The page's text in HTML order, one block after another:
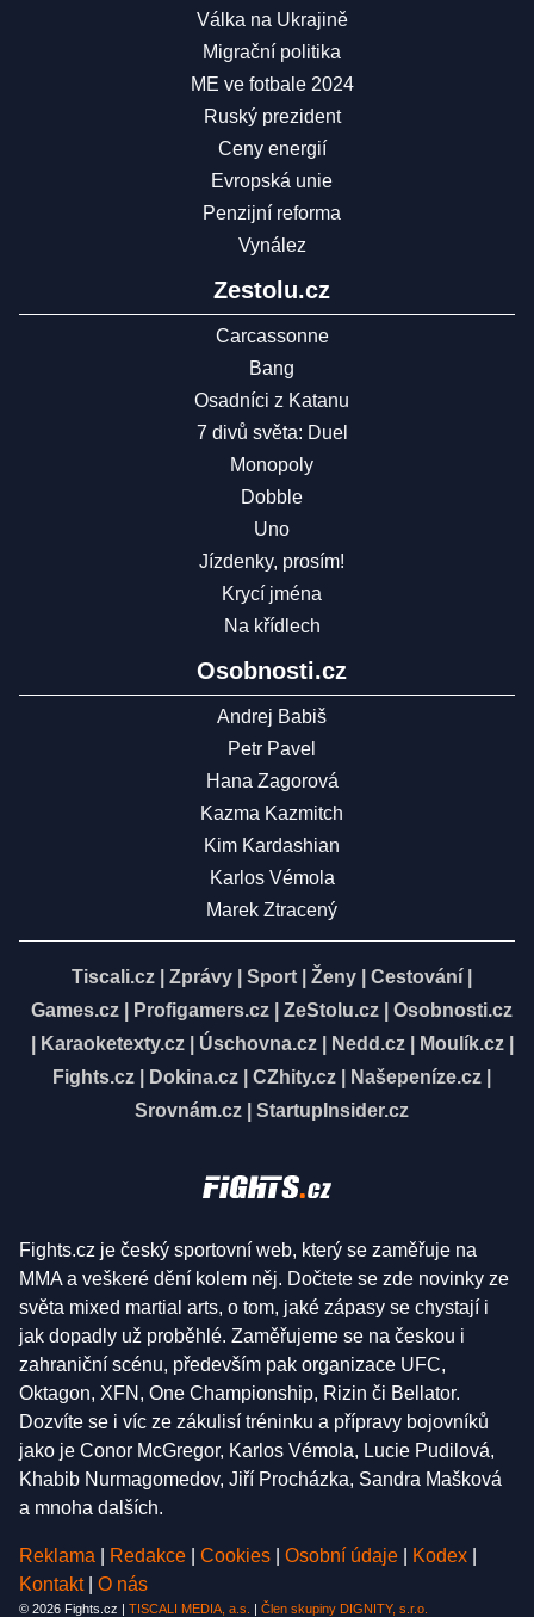
Válka na Ukrajině
Migrační politika
ME ve fotbale 2024
Ruský prezident
Ceny energií
Evropská unie
Penzijní reforma
Vynález
Zestolu.cz
Carcassonne
Bang
Osadníci z Katanu
7 divů světa: Duel
Monopoly
Dobble
Uno
Jízdenky, prosím!
Krycí jména
Na křídlech
Osobnosti.cz
Andrej Babiš
Petr Pavel
Hana Zagorová
Kazma Kazmitch
Kim Kardashian
Karlos Vémola
Marek Ztracený
Tiscali.cz Zprávy Sport Ženy Cestování
Games.cz
Profigamers.cz ZeStolu.cz
Osobnosti.cz
Karaoketexty.cz| Úschovna.cz| Nedd.cz| Moulík.cz|
Fights.cz
Dokina.cz CZhity.cz Našepeníze.cz
Srovnám.cz
StartupInsider.cz
Fights.cz je český sportovní web, který se zaměřuje na
MMA a veškeré dění kolem něj. Dočtete se zde novinky ze
světa mixed martial arts, o tom, jaké zápasy se chystají i
jak dopadly už proběhlé. Zaměřujeme se na českou i
zahraniční scénu, především pak organizace UFC,
Oktagon, XFN, One Championship, Rizin či Bellator.
Dozvíte se i víc ze zákulisí tréninku a přípravy bojovníků
jako je Conor McGregor, Karlos Vémola, Lucie Pudilová,
Khabib Nurmagomedov, Jiří Procházka, Sandra Mašková
a mnoha dalších.
Reklama Redakce Cookies Osobní údaje Kodex
Kontakt
O nás
© 2026 Fights.cz | TISCALI MEDIA, a.s. | Člen skupiny DIGNITY, s.r.o.